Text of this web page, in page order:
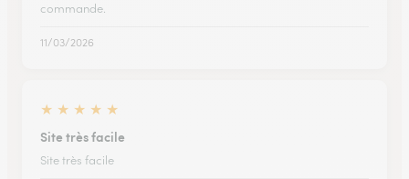
commande.
11/03/2026
★ ★ ★ ★ ★
Site très facile
Site très facile